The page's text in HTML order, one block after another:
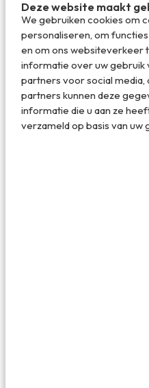
Deze website maakt
We gebruiken cookies om
personaliseren, om
en om ons websiteverkeer
informatie over uw gebruik
partners voor social
partners kunnen deze
informatie die u aan ze
verzameld op basis van uw
foto.